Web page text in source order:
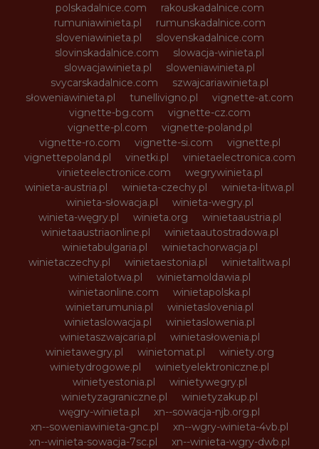
polskadalnice.com
rakouskadalnice.com
rumuniawinieta.pl
rumunskadalnice.com
sloveniawinieta.pl
slovenskadalnice.com
slovinskadalnice.com
slowacja-winieta.pl
slowacjawinieta.pl
sloweniawinieta.pl
svycarskadalnice.com
szwajcariawinieta.pl
słoweniawinieta.pl
tunellivigno.pl
vignette-at.com
vignette-bg.com
vignette-cz.com
vignette-pl.com
vignette-poland.pl
vignette-ro.com
vignette-si.com
vignette.pl
vignettepoland.pl
vinetki.pl
vinietaelectronica.com
vinieteelectronice.com
wegrywinieta.pl
winieta-austria.pl
winieta-czechy.pl
winieta-litwa.pl
winieta-słowacja.pl
winieta-wegry.pl
winieta-węgry.pl
winieta.org
winietaaustria.pl
winietaaustriaonline.pl
winietaautostradowa.pl
winietabulgaria.pl
winietachorwacja.pl
winietaczechy.pl
winietaestonia.pl
winietalitwa.pl
winietalotwa.pl
winietamoldawia.pl
winietaonline.com
winietapolska.pl
winietarumunia.pl
winietaslovenia.pl
winietaslowacja.pl
winietaslowenia.pl
winietaszwajcaria.pl
winietasłowenia.pl
winietawegry.pl
winietomat.pl
winiety.org
winietydrogowe.pl
winietyelektroniczne.pl
winietyestonia.pl
winietywegry.pl
winietyzagraniczne.pl
winietyzakup.pl
węgry-winieta.pl
xn--sowacja-njb.org.pl
xn--soweniawinieta-gnc.pl
xn--wgry-winieta-4vb.pl
xn--winieta-sowacja-7sc.pl
xn--winieta-wgry-dwb.pl